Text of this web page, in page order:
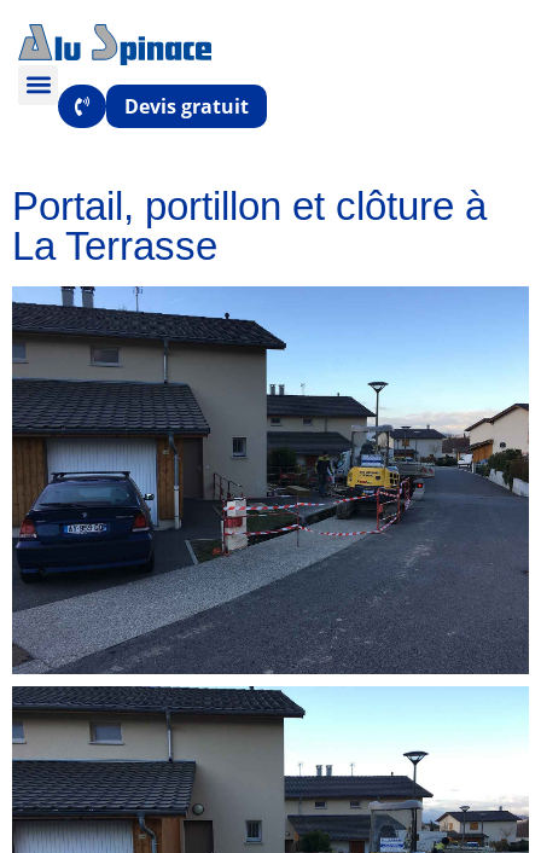
Devis gratuit
Portail, portillon et clôture à
La Terrasse